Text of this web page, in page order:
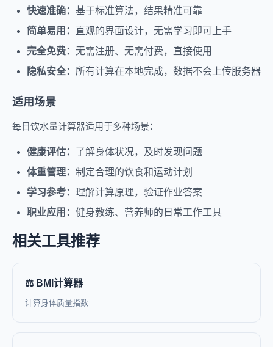
快速准确： 基于标准算法，结果精准可靠
简单易用： 直观的界面设计，无需学习即可上手
完全免费： 无需注册、无需付费，直接使用
隐私安全： 所有计算在本地完成，数据不会上传服务器
适用场景
每日饮水量计算器适用于多种场景：
健康评估： 了解身体状况，及时发现问题
体重管理： 制定合理的饮食和运动计划
学习参考： 理解计算原理，验证作业答案
职业应用： 健身教练、营养师的日常工作工具
相关工具推荐
⚖️ BMI计算器
计算身体质量指数